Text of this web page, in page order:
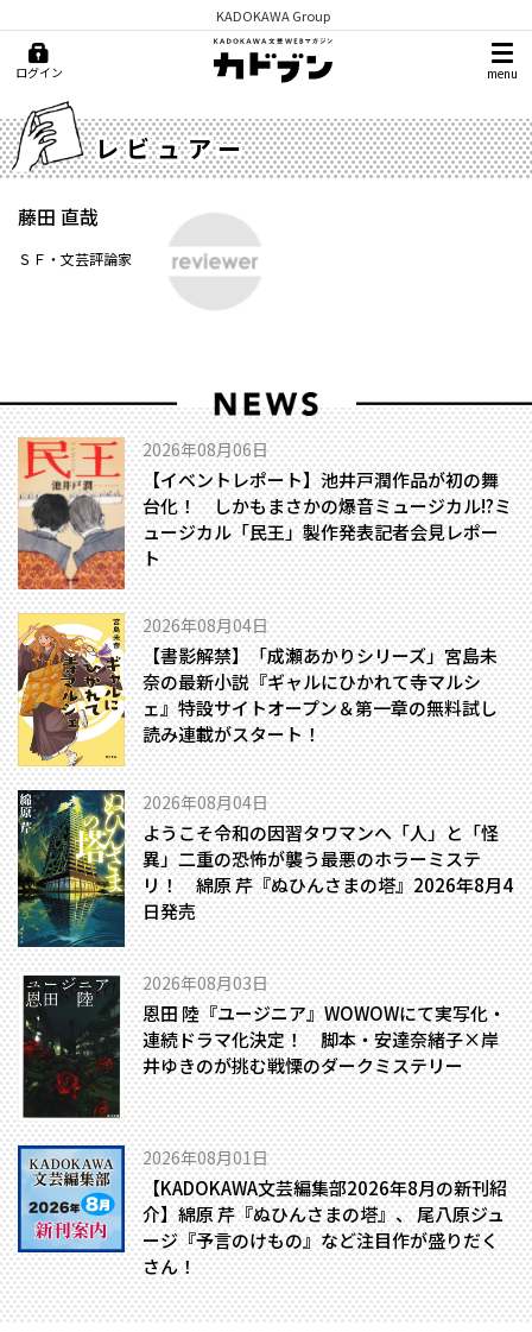
KADOKAWA Group
ログイン menu
レビュアー
藤田 直哉
ＳＦ・文芸評論家
2026年08月06日
【イベントレポート】池井戸潤作品が初の舞
台化！ しかもまさかの爆音ミュージカル!?――ミ
ュージカル「民王」製作発表記者会見レポー
ト
2026年08月04日
【書影解禁】「成瀬あかりシリーズ」宮島未
奈の最新小説『ギャルにひかれて寺マルシ
ェ』特設サイトオープン＆第一章の無料試し
読み連載がスタート！
2026年08月04日
ようこそ令和の因習タワマンへ――「人」と「怪
異」二重の恐怖が襲う最悪のホラーミステ
リ！ 綿原 芹『ぬひんさまの塔』2026年8月4
日発売
2026年08月03日
恩田 陸『ユージニア』WOWOWにて実写化・
連続ドラマ化決定！ 脚本・安達奈緒子×岸
井ゆきのが挑む戦慄のダークミステリー
2026年08月01日
【KADOKAWA文芸編集部2026年8月の新刊紹
介】綿原 芹『ぬひんさまの塔』、 尾八原ジュ
ージ『予言のけもの』など注目作が盛りだく
さん！